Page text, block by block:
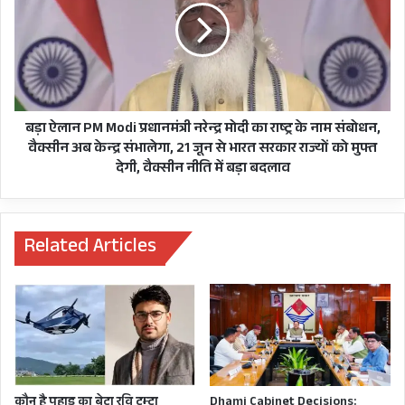
CM TIRATH SINGH RAWAT PM MODI
वैक्सीन
नहीं
हमारे
मेडिकल
साइंसदानों
प्रधानमंत्री
नरेन्द्र
मोदी
का
राष्ट्र
नाम
अब
संभालेगा,
21
जून
से
भारत
सरकार
राज्यों
को
मुफ्त
बड़ा ऐलान PM Modi प्रधानमंत्री नरेन्द्र मोदी का राष्ट्र के नाम संबोधन,
वैक्सीन अब केन्द्र संभालेगा, 21 जून से भारत सरकार राज्यों को मुफ्त
देगी, वैक्सीन नीति में बड़ा बदलाव
Related Articles